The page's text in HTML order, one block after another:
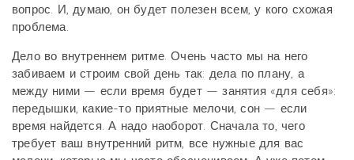
вопрос. И, думаю, он будет полезен всем, у кого схожая
проблема.
Дело во внутреннем ритме. Очень часто мы на него
забиваем и строим свой день так: дела по плану, а
между ними — если время будет — занятия «для себя»:
передышки, какие-то приятные мелочи, сон — если
время найдется. А надо наоборот. Сначала то, чего
требует ваш внутренний ритм, все нужные для вас